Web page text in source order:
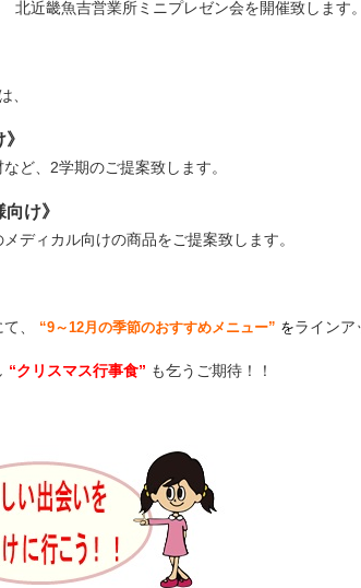
北近畿魚吉営業所ミニプレゼン会を開催致します
、
ど、2学期のご提案致します。
け》
メディカル向けの商品をご提案致します。
、 “9～12月の季節のおすすめメニュー” をラインア
“クリスマス行事食” も乞うご期待！！